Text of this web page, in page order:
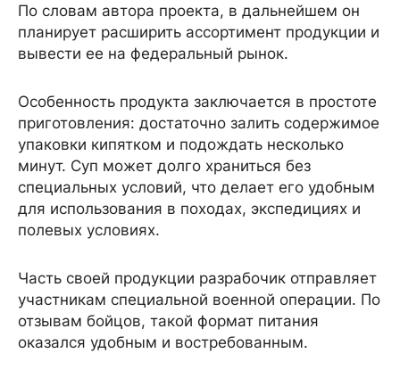
По словам автора проекта, в дальнейшем он
планирует расширить ассортимент продукции и
вывести ее на федеральный рынок.
Особенность продукта заключается в простоте
приготовления: достаточно залить содержимое
упаковки кипятком и подождать несколько
минут. Суп может долго храниться без
специальных условий, что делает его удобным
для использования в походах, экспедициях и
полевых условиях.
Часть своей продукции разрабочик отправляет
участникам специальной военной операции. По
отзывам бойцов, такой формат питания
оказался удобным и востребованным.